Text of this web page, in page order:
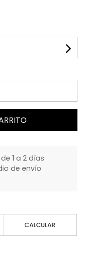
1 a 2 días
de envío
CALCULAR